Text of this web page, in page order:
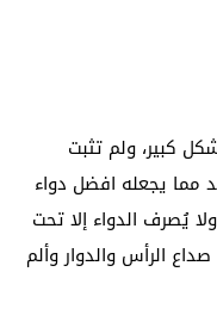
كبير، ولم تثبت
مما يجعله افضل دواء
يُصرف الدواء إلا تحت
الرأس والدوار وألم